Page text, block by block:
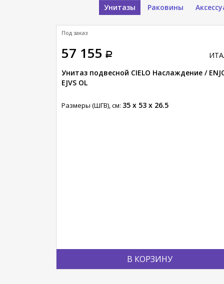
Унитазы Раковины
57 155
В КОРЗИНУ
Унитаз подвесной CIELO Наслаждение /
EJVS OL
Размеры (ШГВ), см: 35 x 53 x 26.5
Под заказ